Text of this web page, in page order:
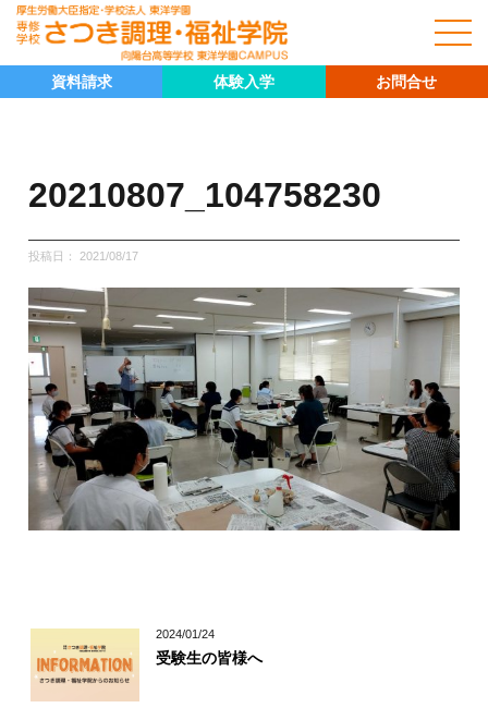
キャリア科
キャリア科の紹介
キャリア科の学び
自信が付けられる
資料請求 体験入学 お問合せ
20210807_104758230
投稿日： 2021/08/17
2024/01/24
受験生の皆様へ